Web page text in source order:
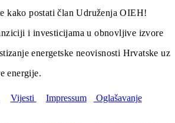
kako postati član Udruženja OIEH!
i investicijama u obnovljive izvore
energetske neovisnosti Hrvatske uz
energije.
Vijesti Impressum
Oglašavanje